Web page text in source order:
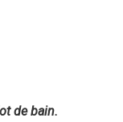
de bain.